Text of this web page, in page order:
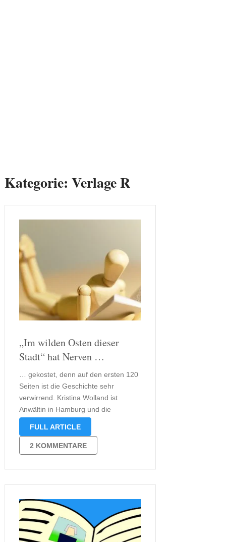
Kategorie: Verlage R
„Im wilden Osten dieser
Stadt“ hat Nerven …
… gekostet, denn auf den ersten 120
Seiten ist die Geschichte sehr
verwirrend. Kristina Wolland ist
Anwältin in Hamburg und die
Betreuerin ihrer langjährigen Freundin
Hilfe bittet. Einen Tag später ist Angie
tot und Kristina befindet sich in …
FULL ARTICLE
2 KOMMENTARE